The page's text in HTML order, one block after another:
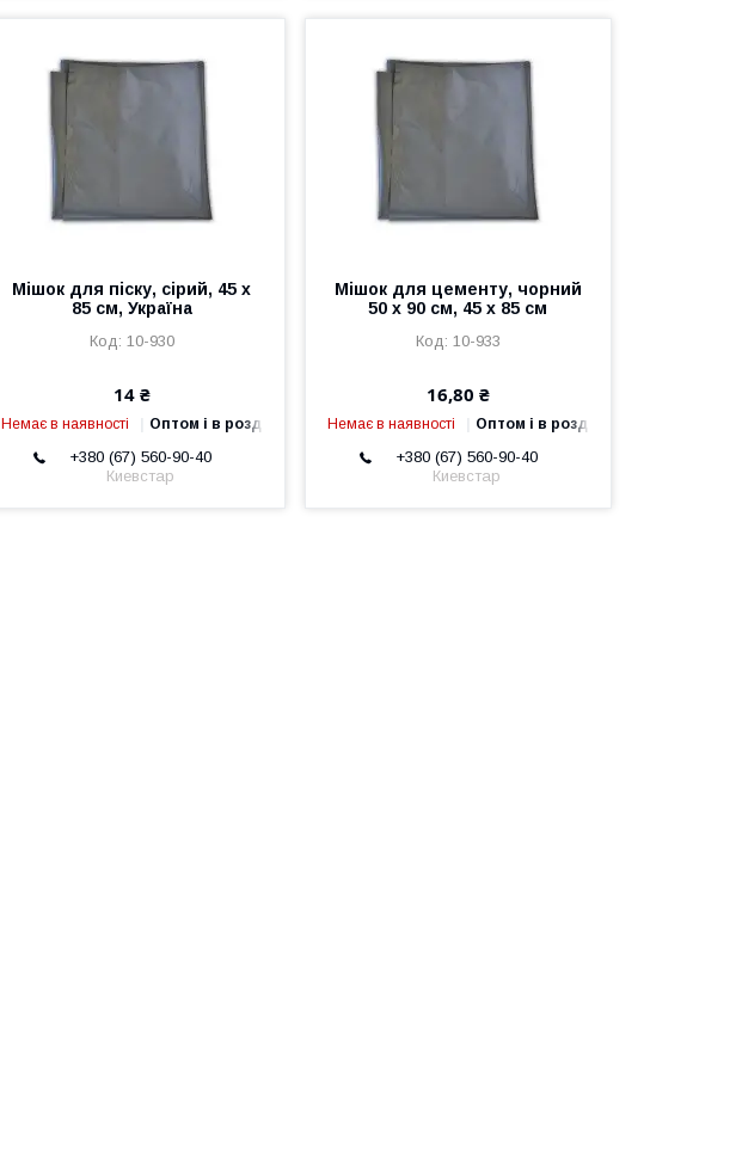
Мішок для піску, сірий, 45 х
85 см, Україна
10-930
14 ₴
Немає в наявності Оптом і в роздріб
+380 (67) 560-90-40
Киевстар
Мішок для цементу, чорний
50 х 90 см, 45 х 85 см
10-933
16,80 ₴
Немає в наявності Оптом і в роздріб
+380 (67) 560-90-40
Киевстар